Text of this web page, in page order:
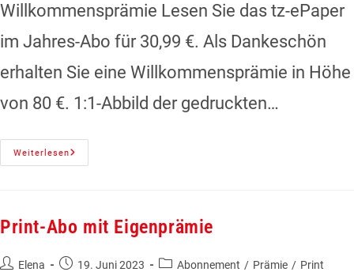
Willkommensprämie Lesen Sie das tz-ePaper
im Jahres-Abo für 30,99 €. Als Dankeschön
erhalten Sie eine Willkommensprämie in Höhe
von 80 €. 1:1-Abbild der gedruckten…
Weiterlesen
Print-Abo mit Eigenprämie
Elena 19. Juni 2023 Abonnement / Prämie / Print